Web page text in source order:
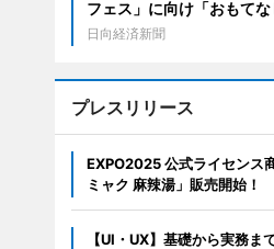
フェス」に向け「おもて
日向経済新聞
プレスリリース
EXPO2025 公式ライセンス
ミャク 麻辣湯」販売開始！
【UI・UX】基礎から実務ま